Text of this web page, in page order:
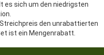
es sich um den niedrigsten
den unrabattierten
ist ein Mengenrabatt.